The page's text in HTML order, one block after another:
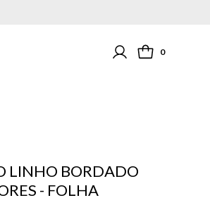
0
LINHO BORDADO
- FOLHA